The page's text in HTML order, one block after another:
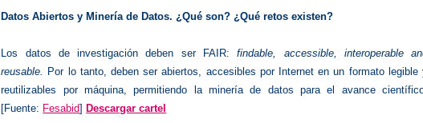
Datos Abiertos y Minería de Datos.¿Qué son? ¿Qué retos existen?
Los datos de investigación deben ser FAIR:findable, accessible, interoperable
reusable. Por lo tanto, deben ser abiertos, accesibles por Internet en un formato legible
reutilizables por máquina, permitiendo la minería de datos para el avance
[Fuente: Fesabid] Descargar cartel